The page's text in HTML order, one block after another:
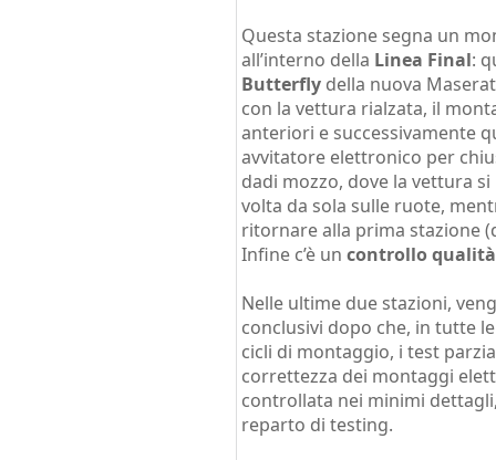
Questa stazione segna un
all’interno della Linea Final:
Butterfly della nuova
con la vettura rialzata, il
anteriori e successivamente
avvitatore elettronico per
dadi mozzo, dove la vettura
volta da sola sulle ruote,
ritornare alla prima stazione
Infine c’è un controllo qualità
Nelle ultime due stazioni,
conclusivi dopo che, in tutte
cicli di montaggio, i test
correttezza dei montaggi
controllata nei minimi
reparto di testing.